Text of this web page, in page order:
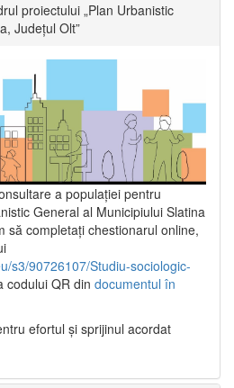
proiectului „Plan Urbanistic
Județul Olt”
a populaţiei pentru
General al Municipiului Slatina
să completați chestionarul online,
s3/90726107/Studiu-sociologic-
codului QR din documentul în
efortul şi sprijinul acordat